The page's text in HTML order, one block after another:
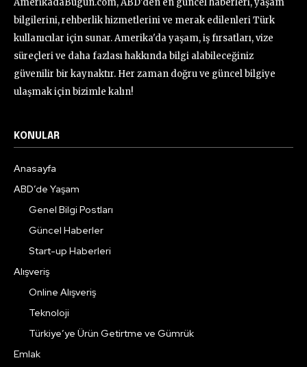
bilgilerini, rehberlik hizmetlerini ve merak edilenleri Türk
kullanıcılar için sunar. Amerika'da yaşam, iş fırsatları, vize
süreçleri ve daha fazlası hakkında bilgi alabileceğiniz
güvenilir bir kaynaktır. Her zaman doğru ve güncel bilgiye
ulaşmak için bizimle kalın!
KONULAR
Anasayfa
ABD’de Yaşam
Genel Bilgi Postları
Güncel Haberler
Start-up Haberleri
Alışveriş
Online Alışveriş
Teknoloji
Türkiye’ye Ürün Getirtme ve Gümrük
Emlak